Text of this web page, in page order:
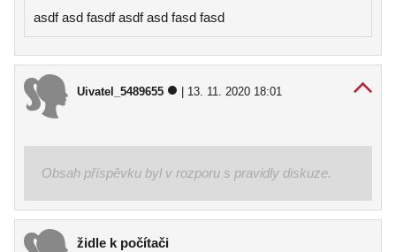
asdf asd fasdf asdf asd fasd fasd
Uivatel_5489655 | 13. 11. 2020 18:01
Obsah příspěvku byl v rozporu s pravidly diskuze.
židle k počítači